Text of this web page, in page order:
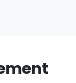
tout au long de
locaux